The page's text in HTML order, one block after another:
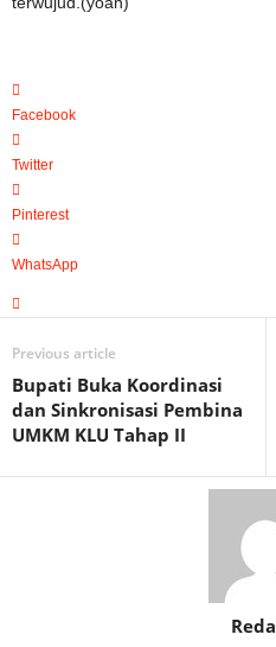
Facebook
Twitter
Pinterest
WhatsApp
Previous article
Bupati Buka Koordinasi
dan Sinkronisasi Pembina
UMKM KLU Tahap II